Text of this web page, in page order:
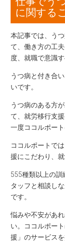
に関する
本記事では、う
て、働き方の工
度、就職で意識
うつ病と付き合
いです。
うつ病のある方
て、就労移行支
一度ココルポー
ココルポートで
援にこだわり、
555種類以上の訓
タッフと相談し
です。
悩みや不安があ
い。ココルポー
援」のサービス